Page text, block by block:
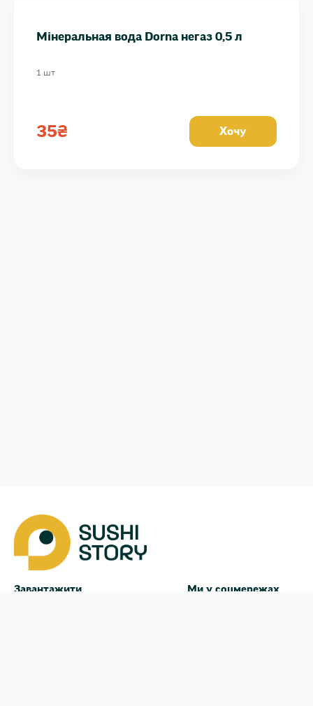
Мінеральная вода Dorna негаз 0,5 л
1 шт
35₴ Хочу
Завантажити Ми у соцмережах